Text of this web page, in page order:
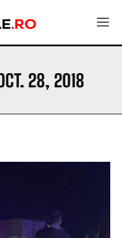
28, 2018